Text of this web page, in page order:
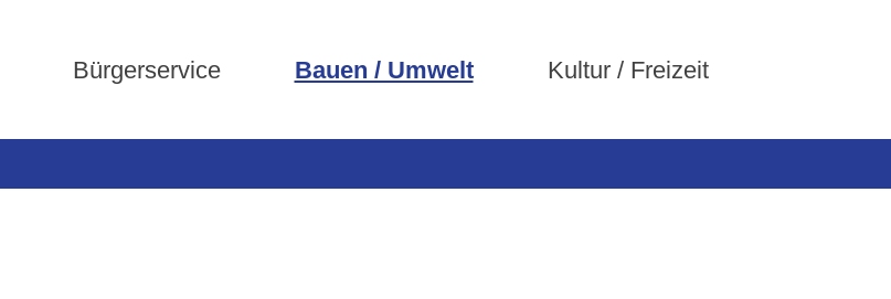
Bürgerservice Bauen / Umwelt Kultur / Freizeit